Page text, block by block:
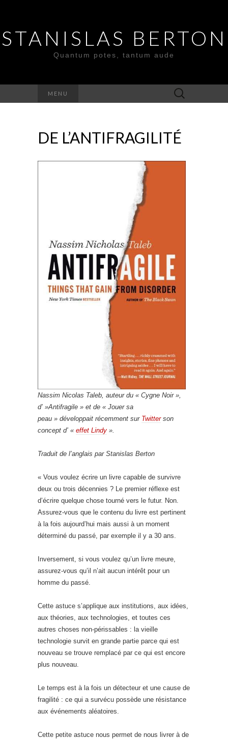
STANISLAS BERTON
Quantum potes, tantum aude
MENU
Search
for:
DE L’ANTIFRAGILITÉ
Nassim Nicolas Taleb, auteur du « Cygne Noir »,
d’ »Antifragile » et de « Jouer sa
peau » développait récemment sur Twitterson
concept d’ « effet Lindy ».
Traduit de l’anglais par Stanislas Berton
« Vous voulez écrire un livre capable de survivre
deux ou trois décennies ? Le premier réflexe est
d’écrire quelque chose tourné vers le futur. Non.
Assurez-vous que le contenu du livre est pertinent
à la fois aujourd’hui mais aussi à un moment
déterminé du passé, par exemple il y a 30 ans.
Inversement, si vous voulez qu’un livre meure,
assurez-vous qu’il n’ait aucun intérêt pour un
homme du passé.
Cette astuce s’applique aux institutions, aux idées,
aux théories, aux technologies, et toutes ces
autres choses non-périssables : la vieille
technologie survit en grande partie parce qui est
nouveau se trouve remplacé par ce qui est encore
plus nouveau.
Le temps est à la fois un détecteur et une cause de
fragilité : ce qui a survécu possède une résistance
aux événements aléatoires.
Cette petite astuce nous permet de nous livrer à de